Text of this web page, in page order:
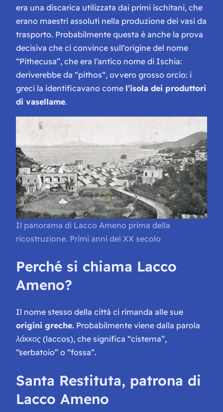
era una discarica utilizzata dai primi ischitani, che
erano maestri assoluti nella produzione dei vasi da
trasporto. Probabilmente questa è anche la prova
decisiva che ci convince sull’origine del nome
“Pithecusa”, che era l’antico nome di Ischia:
deriverebbe da “pithos“, ovvero grosso orcio: i
greci la identificavano come l’isola dei produttori
di vasellame.
Il panorama di Lacco Ameno prima della
ricostruzione. Primi anni del XX secolo
Perché si chiama Lacco
Ameno?
Il nome stesso della città ci rimanda alle sue
origini greche. Probabilmente viene dalla parola
λάκκος (laccos), che significa “cisterna”,
“serbatoio” o “fossa”.
Santa Restituta, patrona di
Lacco Ameno